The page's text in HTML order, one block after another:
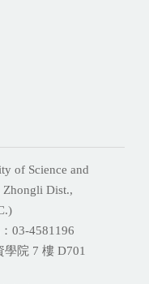
of Science and
Zhongli Dist.,
03-4581196
院 7 樓 D701